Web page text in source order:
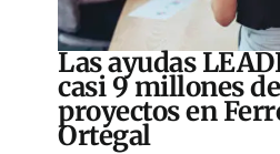
Las ayudas
casi 9 millones
proyectos en
Ortegal